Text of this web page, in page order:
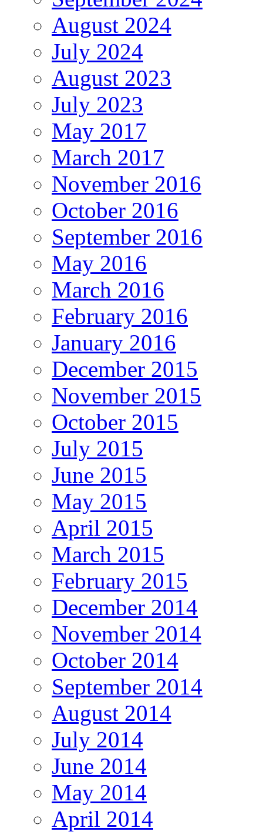
August 2024
July 2024
August 2023
July 2023
May 2017
March 2017
November 2016
October 2016
September 2016
May 2016
March 2016
February 2016
January 2016
December 2015
November 2015
October 2015
July 2015
June 2015
May 2015
April 2015
March 2015
February 2015
December 2014
November 2014
October 2014
September 2014
August 2014
July 2014
June 2014
May 2014
April 2014